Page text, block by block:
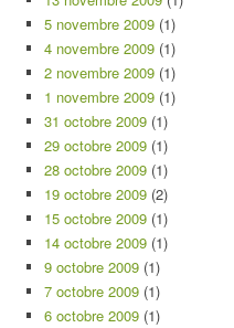
5 novembre 2009 (1)
4 novembre 2009 (1)
2 novembre 2009 (1)
1 novembre 2009 (1)
31 octobre 2009 (1)
29 octobre 2009 (1)
28 octobre 2009 (1)
19 octobre 2009 (2)
15 octobre 2009 (1)
14 octobre 2009 (1)
9 octobre 2009 (1)
7 octobre 2009 (1)
6 octobre 2009 (1)